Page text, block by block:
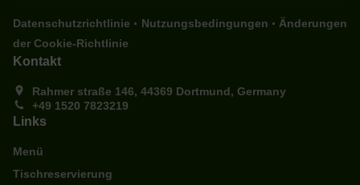
Datenschutzrichtlinie . Nutzungsbedingungen . Änderungen
der Cookie-Richtlinie
Kontakt
Rahmer straße 146, 44369 Dortmund, Germany
+49 1520 7823219
Links
Menü
Tischreservierung